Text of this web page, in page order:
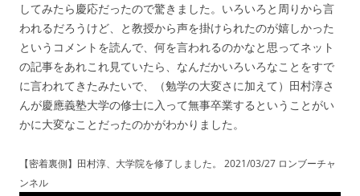
してみたら慶応だったので驚きました。いろいろと周りから言
われるだろうけど、と教授から声を掛けられたのが嬉しかった
というコメントを読んで、何を言われるのかなと思ってネット
の記事をあれこれ見ていたら、なんだかいろいろなことをすで
に言われてきたみたいで、（勉学の大変さに加えて）田村淳さ
んが慶應義塾大学の修士に入って無事卒業するということがい
かに大変なことだったのかがわかりました。
【密着裏側】田村淳、大学院を修了しました。 2021/03/27 ロンブーチャ
ンネル